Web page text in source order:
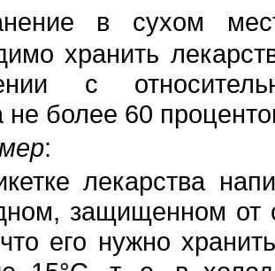
в сухом
хранить
с
не более 60
:
лекарства
защищенном от
его нужно